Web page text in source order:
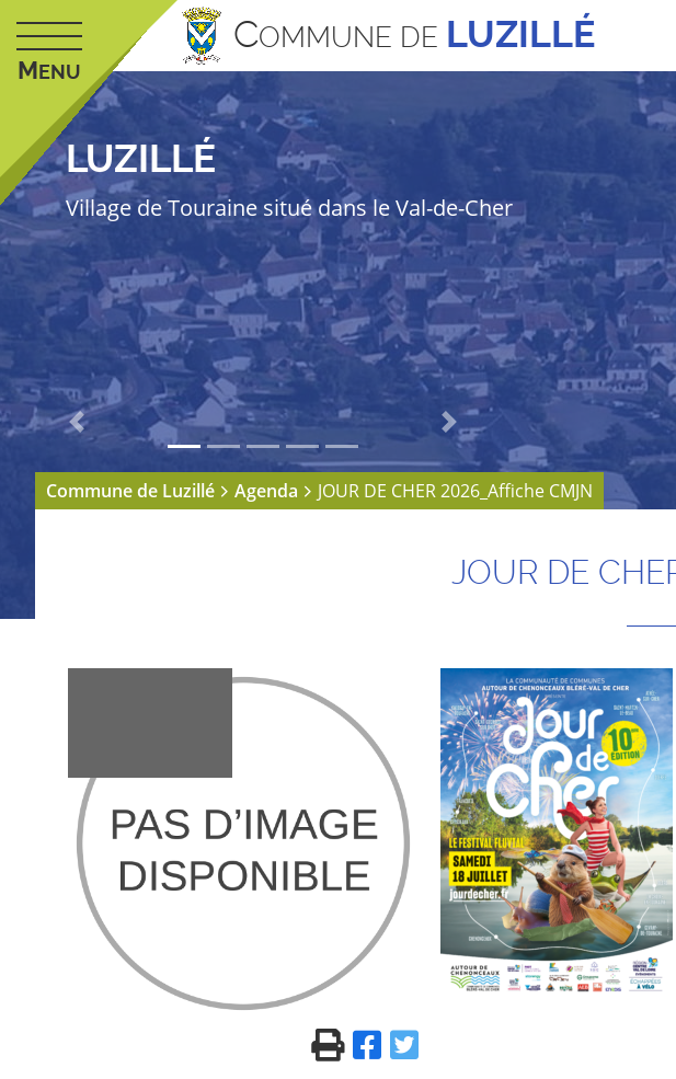
MENU
COMMUNE DE LUZILLÉ
LUZILLÉ
Village de Touraine situé dans le Val-de-Cher
Previous Next
Commune de Luzillé Agenda JOUR DE CHER 2026_Affiche CMJN
JOUR DE